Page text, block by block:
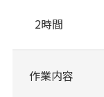
2時間
作業内容